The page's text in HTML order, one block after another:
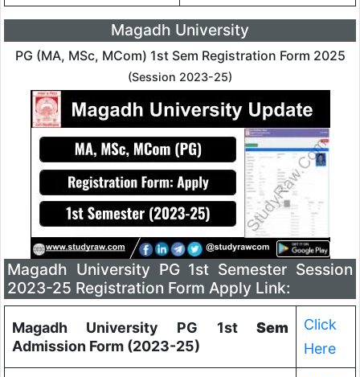
Magadh University
PG (MA, MSc, MCom) 1st Sem Registration Form 2025
(Session 2023-25)
Magadh University PG 1st Semester Session
2023-25 Registration Form Apply Link:
Magadh University PG 1stSem
Admission Form (2023-25)
Click
Here